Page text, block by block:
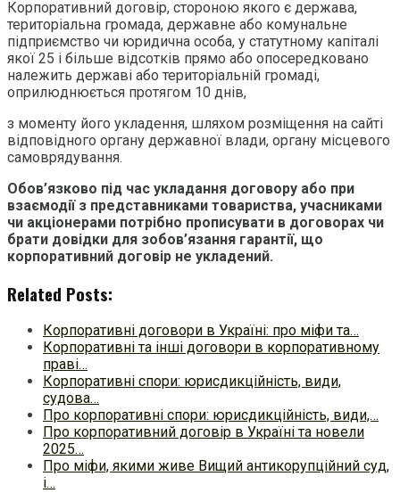
Корпоративний договір, стороною якого є держава,
територіальна громада, державне або комунальне
підприємство чи юридична особа, у статутному капіталі
якої 25 і більше відсотків прямо або опосередковано
належить державі або територіальній громаді,
оприлюднюється протягом 10 днів,
з моменту його укладення, шляхом розміщення на сайті
відповідного органу державної влади, органу місцевого
самоврядування.
Обов’язково під час укладання договору або при
взаємодії з представниками товариства, учасниками
чи акціонерами потрібно прописувати в договорах чи
брати довідки для зобов’язання гарантії, що
корпоративний договір не укладений.
Related Posts:
Корпоративні договори в Україні: про міфи та…
Корпоративні та інші договори в корпоративному
праві…
Корпоративні спори: юрисдикційність, види,
судова…
Про корпоративні спори: юрисдикційність, види,…
Про корпоративний договір в Україні та новели
2025…
Про міфи, якими живе Вищий антикорупційний суд,
і…